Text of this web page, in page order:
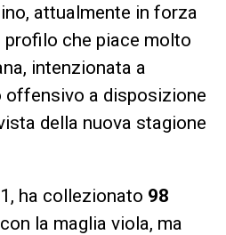
attualmente in forza
profilo che piace molto
intenzionata a
a disposizione
della nuova stagione
ha collezionato 98
con la maglia viola, ma